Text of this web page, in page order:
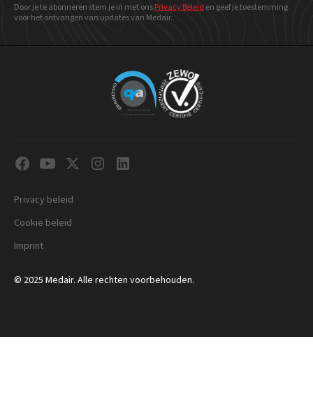
Door je te abonneren stem je in met onsPrivacy Beleid en geefje toestemming
voor het ontvangen van updates van Medair.
© 2025 Medair. Alle rechten voorbehouden.
Privacy beleid
Cookie beleid
Imprint